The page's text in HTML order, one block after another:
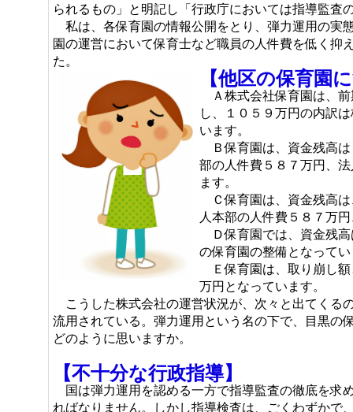
られるもの」と明記し「行政庁においては指導監査
私は、各保育園の情報公開をとり、弾力運用の実
園の運営において保育士など職員の人件費を低く抑
た。
【他区の保育園
Ａ株式会社保育園は、前
し、１０５９万円の内訳
います。
Ｂ保育園は、資金残高は
部の人件費５８７万円、
ます。
Ｃ保育園は、資金残高は
人本部の人件費５８７万
Ｄ保育園では、資金残高
の保育園の整備となって
Ｅ保育園は、取り崩し額
万円となっています。
こうした株式会社の運営状況が、次々と出てくる
流用されている。弾力運用という名の下で、目黒の
どのように思いますか。
【不十分な行政指導】
国は弾力運用を認める一方で指導監査の徹底を求
ればなりません。しかし指導検査は、ごくわずかで